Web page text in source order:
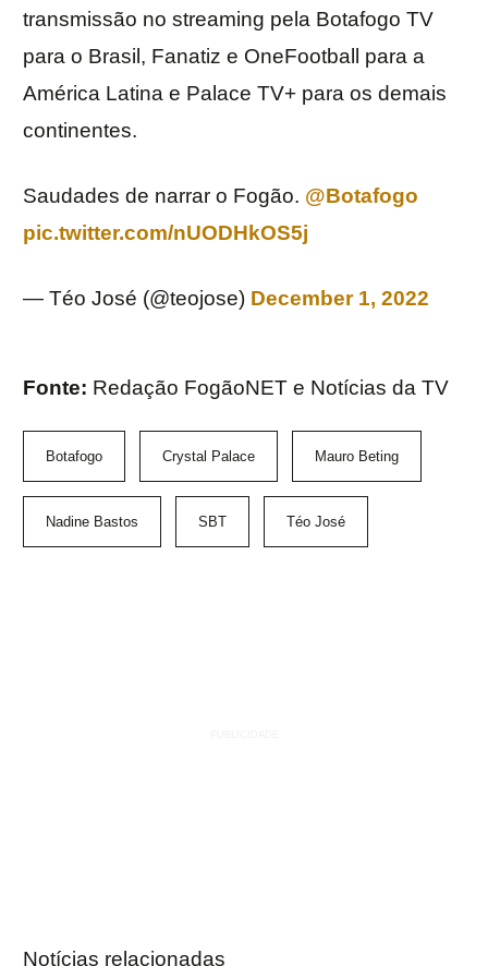
transmissão no streaming pela Botafogo TV
para o Brasil, Fanatiz e OneFootball para a
América Latina e Palace TV+ para os demais
continentes.
Saudades de narrar o Fogão. @Botafogo
pic.twitter.com/nUODHkOS5j
— Téo José (@teojose) December 1, 2022
Fonte: Redação FogãoNET e Notícias da TV
Botafogo Crystal Palace Mauro Beting
Nadine Bastos SBT Téo José
Notícias relacionadas